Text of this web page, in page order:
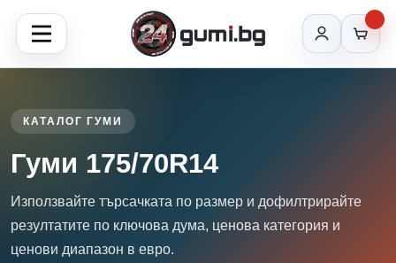
КАТАЛОГ ГУМИ
Гуми 175/70R14
Използвайте търсачката по размер и дофилтрирайте
резултатите по ключова дума, ценова категория и
ценови диапазон в евро.